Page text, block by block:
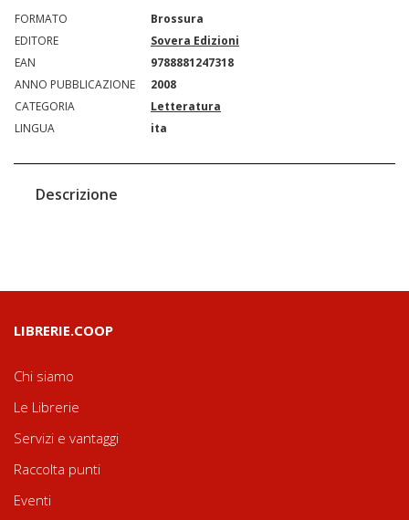
FORMATO
Brossura
EDITORE
Sovera Edizioni
EAN
9788881247318
ANNO PUBBLICAZIONE
2008
CATEGORIA
Letteratura
LINGUA
ita
Descrizione
LIBRERIE.COOP
Chi siamo
Le Librerie
Servizi e vantaggi
Raccolta punti
Eventi